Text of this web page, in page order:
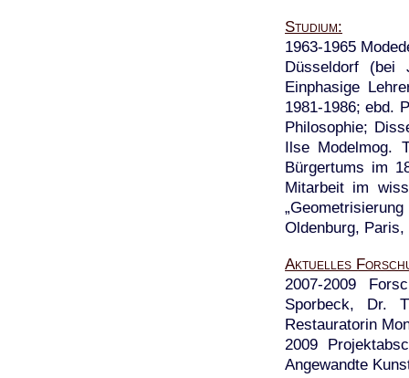
Studium
1963-1965
Düsseldorf (bei
Einphasige
1981-1986; ebd.
Philosophie;
Ilse Modelmog.
Bürgertums im
Mitarbeit im
Oldenburg,
Aktuelles
2007-2009
Sporbeck, Dr.
Restauratorin
2009
Angewandte